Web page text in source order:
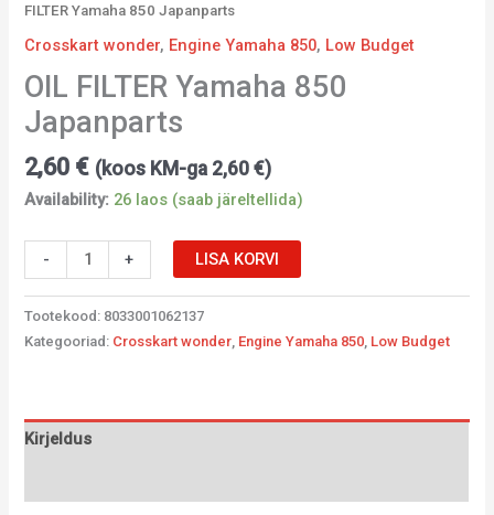
FILTER Yamaha 850 Japanparts
Crosskart wonder, Engine Yamaha 850, Low Budget
OIL FILTER Yamaha 850
Japanparts
2,60 € (koos KM-ga 2,60€)
Availability: 26 laos (saab järeltellida)
- + LISA KORVI
Tootekood: 8033001062137
Kategooriad: Crosskart wonder, Engine Yamaha 850, Low Budget
Kirjeldus